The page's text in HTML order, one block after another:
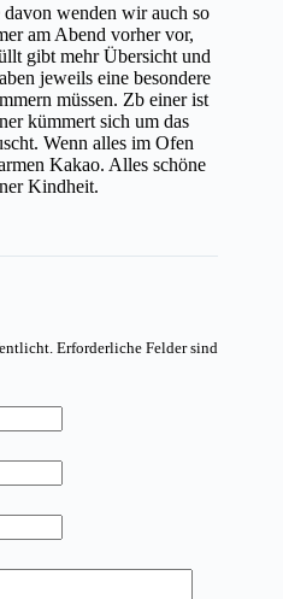
wenden wir auch so
am Abend vorher vor,
gibt mehr Übersicht und
jeweils eine besondere
müssen. Zb einer ist
kümmert sich um das
Wenn alles im Ofen
Kakao. Alles schöne
Kindheit.
Erforderliche Felder sind